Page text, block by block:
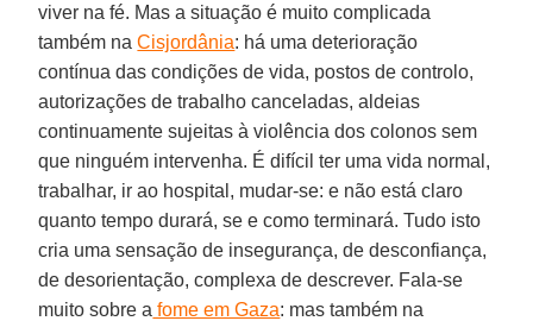
viver na fé. Mas a situação é muito complicada
também naCisjordânia: há uma deterioração
contínua das condições de vida, postos de controlo,
autorizações de trabalho canceladas, aldeias
continuamente sujeitas à violência dos colonos sem
que ninguém intervenha. É difícil ter uma vida normal,
trabalhar, ir ao hospital, mudar-se: e não está claro
quanto tempo durará, se e como terminará. Tudo isto
cria uma sensação de insegurança, de desconfiança,
de desorientação, complexa de descrever. Fala-se
muito sobre a fome em Gaza: mas também na